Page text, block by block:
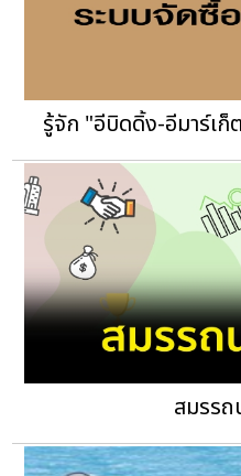
รู้จัก "อีบิดดิ้ง-อีมาร์เ
สมรร